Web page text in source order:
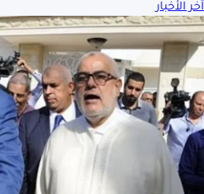
آخر الأخبار